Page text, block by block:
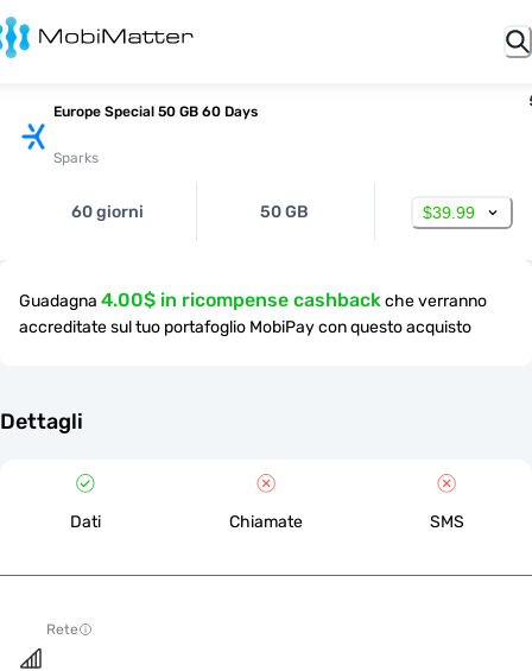
Europe Special 50 GB 60 Days
Sparks
60 giorni 50 GB $39.99
Guadagna 4.00$ in ricompense cashbackche verranno
accreditate sul tuo portafoglio MobiPay con questo acquisto
Dettagli
Dati Chiamate SMS
Rete